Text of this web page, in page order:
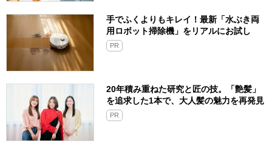
手でふくよりもキレイ！最新「水ぶき両
用ロボット掃除機」をリアルにお試し
PR
20年積み重ねた研究と匠の技。「艶髪」
を追求した1本で、大人髪の魅力を再発見
PR